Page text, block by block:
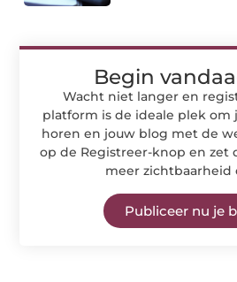
Begin
Wacht niet langer en
platform is de ideale plek om
horen en jouw blog met de
op de Registreer-knop en zet
meer zichtbaarheid
Publiceer nu je